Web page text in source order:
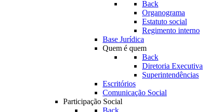
Back
Organograma
Estatuto social
Regimento interno
Base Jurídica
Quem é quem
Back
Diretoria Executiva
Superintendências
Escritórios
Comunicação Social
Participação Social
Back